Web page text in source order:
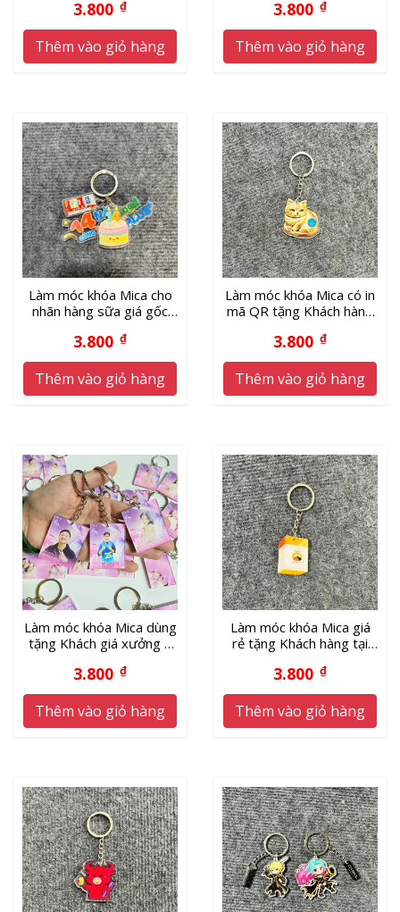
3.800 ₫
Thêm vào giỏ hàng
3.800 ₫
Thêm vào giỏ hàng
Làm móc khóa Mica cho
nhãn hàng sữa giá gốc
3.800 ₫
Thêm vào giỏ hàng
Làm móc khóa Mica có in
mã QR tặng Khách hàng
3.800 ₫
Thêm vào giỏ hàng
Làm móc khóa Mica dùng
tặng Khách giá xưởng –
3.800 ₫
Thêm vào giỏ hàng
Làm móc khóa Mica giá
rẻ tặng Khách hàng tại
3.800 ₫
Thêm vào giỏ hàng